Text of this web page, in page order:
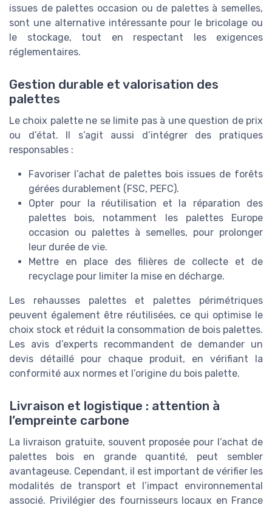
issues de palettes occasion ou de palettes à semelles,
sont une alternative intéressante pour le bricolage ou
le stockage, tout en respectant les exigences
réglementaires.
Gestion durable et valorisation des
palettes
Le choix palette ne se limite pas à une question de prix
ou d’état. Il s’agit aussi d’intégrer des pratiques
responsables :
Favoriser l’achat de palettes bois issues de forêts
gérées durablement (FSC, PEFC).
Opter pour la réutilisation et la réparation des
palettes bois, notamment les palettes Europe
occasion ou palettes à semelles, pour prolonger
leur durée de vie.
Mettre en place des filières de collecte et de
recyclage pour limiter la mise en décharge.
Les rehausses palettes et palettes périmétriques
peuvent également être réutilisées, ce qui optimise le
choix stock et réduit la consommation de bois palettes.
Les avis d’experts recommandent de demander un
devis détaillé pour chaque produit, en vérifiant la
conformité aux normes et l’origine du bois palette.
Livraison et logistique : attention à
l’empreinte carbone
La livraison gratuite, souvent proposée pour l’achat de
palettes bois en grande quantité, peut sembler
avantageuse. Cependant, il est important de vérifier les
modalités de transport et l’impact environnemental
associé. Privilégier des fournisseurs locaux en France